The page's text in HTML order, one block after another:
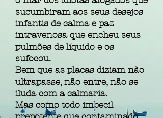
sucumbiram aos seus desejos
infantis de calma e paz
intravenosa que encheu seus
pulmões de líquido e os
sufocou.
Bem que as placas diziam não
ultrapasse, não entre, não se
iluda com a calmaria.
Mas como todo imbecil